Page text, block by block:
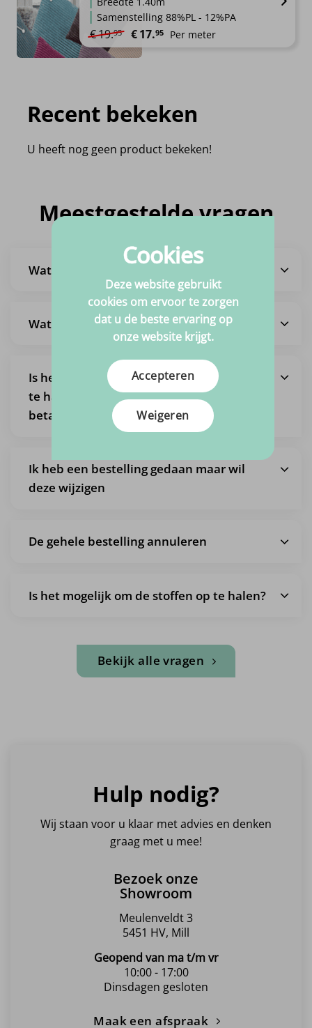
Samenstelling 88%PL - 12%PA
€19.95 Oorspronkelijke prijs was: €19.95.
€17.95 Huidige prijs is: €17.95.
Per meter
Recent bekeken
U heeft nog geen product bekeken!
Meestgestelde vragen
Wat is de levertijd?
Wat zijn de verzendkosten?
Is het ook mogelijk om een bestelling af
te halen, zodat ik geen verzendkosten
betaal?
Ik heb een bestelling gedaan maar wil
deze wijzigen
De gehele bestelling annuleren
Is het mogelijk om de stoffen op te halen?
Bekijk alle vragen
Hulp nodig?
Wij staan voor u klaar met advies en denken
graag met u mee!
Bezoek onze
Showroom
Meulenveldt 3
5451 HV, Mill
Geopend van ma t/m vr
10:00 - 17:00
Dinsdagen gesloten
Maak een afspraak
Cookies
Deze website gebruikt
cookies om ervoor te zorgen
dat u de beste ervaring op
onze website krijgt.
Accepteren
Weigeren